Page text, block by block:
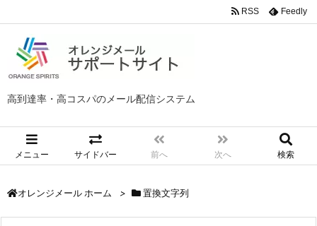
高到達率・高コスパのメール配信システム
メニュー サイドバー 前へ 次へ 検索
RSS Feedly
オレンジメール ホーム > 置換文字列